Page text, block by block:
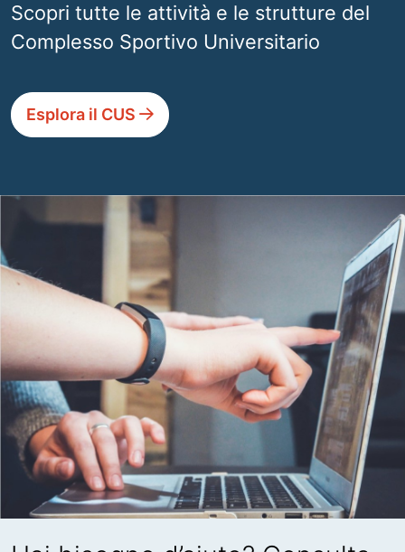
Scopri tutte le attività e le strutture del
Complesso Sportivo Universitario
Esplora il CUS